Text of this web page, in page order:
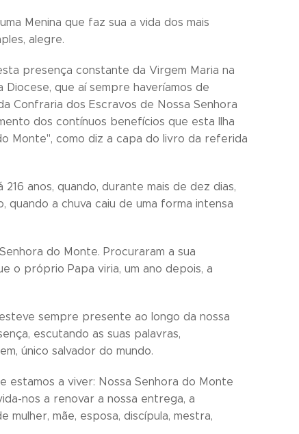
Menina que faz sua a vida dos mais
alegre.
presença constante da Virgem Maria na
que aí sempre haveríamos de
Confraria dos Escravos de Nossa Senhora
dos contínuos benefícios que esta Ilha
Monte", como diz a capa do livro da referida
anos, quando, durante mais de dez dias,
a chuva caiu de uma forma intensa
do Monte. Procuraram a sua
o próprio Papa viria, um ano depois, a
sempre presente ao longo da nossa
escutando as suas palavras,
único salvador do mundo.
a viver: Nossa Senhora do Monte
nos a renovar a nossa entrega, a
mãe, esposa, discípula, mestra,